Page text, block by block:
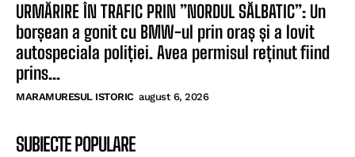
URMĂRIRE ÎN TRAFIC PRIN ”NORDUL SĂLBATIC”: Un
borșean a gonit cu BMW-ul prin oraș și a lovit
autospeciala poliției. Avea permisul reținut fiind
prins...
MARAMURESUL ISTORIC august 6, 2026
SUBIECTE POPULARE